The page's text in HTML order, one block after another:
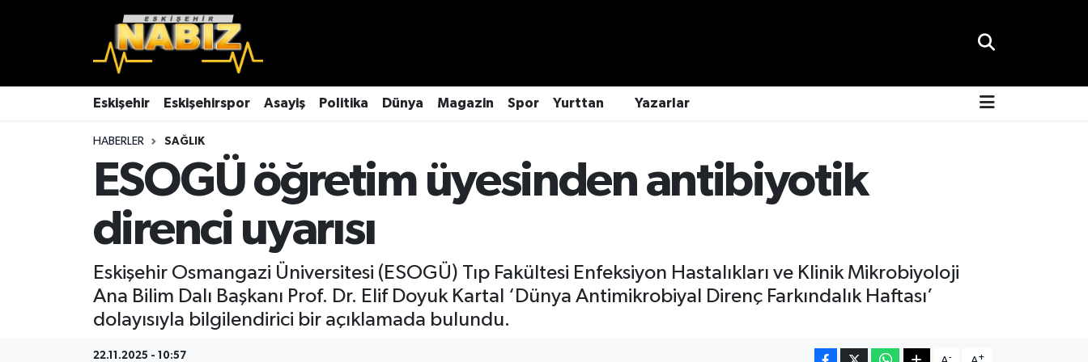
Eskişehir Eskişehirspor Asayiş Politika Dünya Magazin Spor Yurttan Yazarlar
HABERLER SAĞLIK
ESOGÜ öğretim üyesinden antibiyotik
direnci uyarısı
Eskişehir Osmangazi Üniversitesi (ESOGÜ) Tıp Fakültesi Enfeksiyon Hastalıkları ve Klinik Mikrobiyoloji
Ana Bilim Dalı Başkanı Prof. Dr. Elif Doyuk Kartal ‘Dünya Antimikrobiyal Direnç Farkındalık Haftası’
dolayısıyla bilgilendirici bir açıklamada bulundu.
22.11.2025 - 10:57 - +
Ekonomi
Eskişehir
Eskişehir Hava Durumu
Eskişehir Trafik Yoğunluk Haritası
TFF 3.Lig 4.Grup Puan Durumu ve Fikstür
Tüm Manşetler
Son Dakika Haberleri
Haber Arşivi